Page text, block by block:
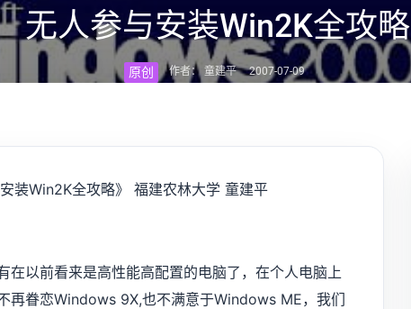
无人参与安装Win2K全攻略
原创 作者： 童建平 2007-07-09
装Win2K全攻略》 福建农林大学 童建平
前看来是高性能高配置的电脑了，在个人电脑上
眷恋Windows 9X,也不满意于Windows ME，我们